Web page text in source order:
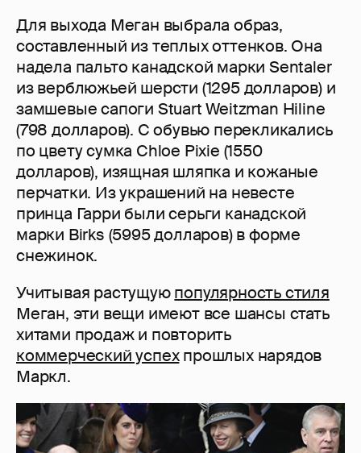
Для выхода Меган выбрала образ,
составленный из теплых оттенков. Она
надела пальто канадской марки Sentaler
из верблюжьей шерсти (1295 долларов) и
замшевые сапоги Stuart Weitzman Hiline
(798 долларов). С обувью перекликались
по цвету сумка Chloe Pixie (1550
долларов), изящная шляпка и кожаные
перчатки. Из украшений на невесте
принца Гарри были серьги канадской
марки Birks (5995 долларов) в форме
снежинок.
Учитывая растущуюпопулярность стиля
Меган, эти вещи имеют все шансы стать
хитами продаж и повторить
коммерческий успехпрошлых нарядов
Маркл.